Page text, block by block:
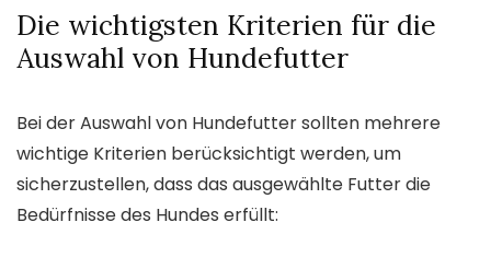
Die wichtigsten Kriterien für die
Auswahl von Hundefutter
Bei der Auswahl von Hundefutter sollten mehrere
wichtige Kriterien berücksichtigt werden, um
sicherzustellen, dass das ausgewählte Futter die
Bedürfnisse des Hundes erfüllt: